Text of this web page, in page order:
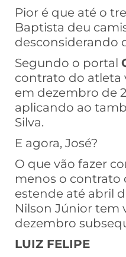
Pior é que até o
Baptista deu
desconsiderando
Segundo o portal
contrato do atleta
em dezembro de
aplicando ao
Silva.
E agora, José?
O que vão fazer
menos o contrato
estende até abril
Nilson Júnior tem
dezembro
LUIZ FELIPE